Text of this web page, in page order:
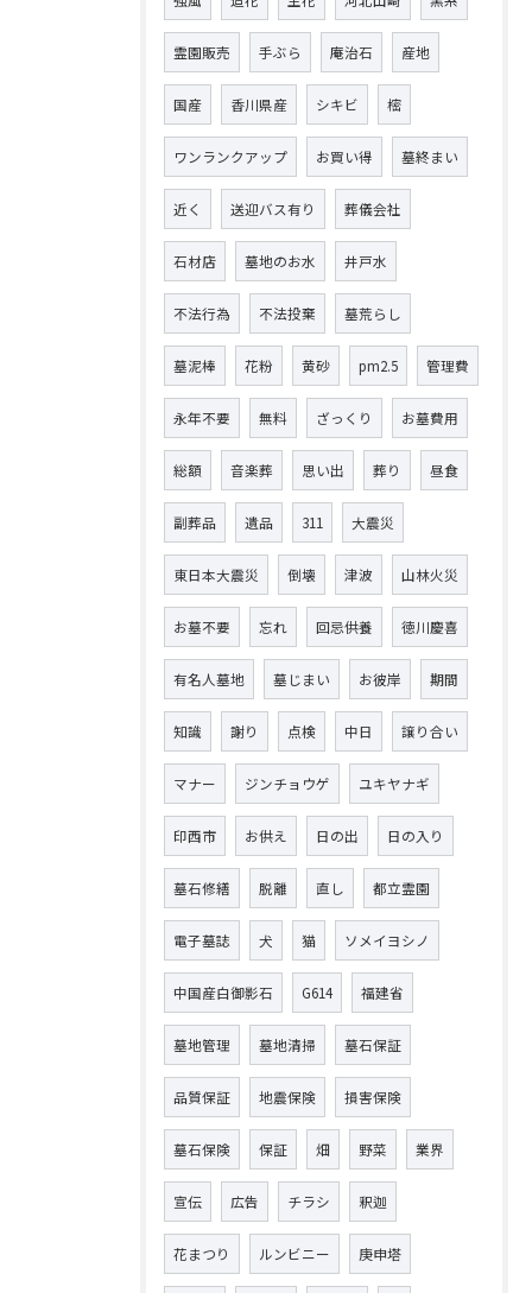
霊園販売 手ぶら 庵治石 産地
国産 香川県産 シキビ 樒
ワンランクアップ お買い得 墓終まい
近く 送迎バス有り 葬儀会社
石材店 墓地のお水 井戸水
不法行為 不法投棄 墓荒らし
墓泥棒 花粉 黄砂 pm2.5 管理費
永年不要 無料 ざっくり お墓費用
総額 音楽葬 思い出 葬り 昼食
副葬品 遺品 311 大震災
東日本大震災 倒壊 津波 山林火災
お墓不要 忘れ 回忌供養 徳川慶喜
有名人墓地 墓じまい お彼岸 期間
知識 謝り 点検 中日 譲り合い
マナー ジンチョウゲ ユキヤナギ
印西市 お供え 日の出 日の入り
墓石修繕 脱離 直し 都立霊園
電子墓誌 犬 猫 ソメイヨシノ
中国産白御影石 G614 福建省
墓地管理 墓地清掃 墓石保証
品質保証 地震保険 損害保険
墓石保険 保証 畑 野菜 業界
宣伝 広告 チラシ 釈迦
花まつり ルンビニー 庚申塔